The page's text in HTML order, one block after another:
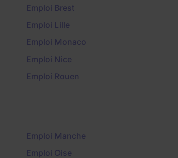
Emploi Brest
Emploi Lille
Emploi Monaco
Emploi Nice
Emploi Rouen
Emploi Manche
Emploi Oise